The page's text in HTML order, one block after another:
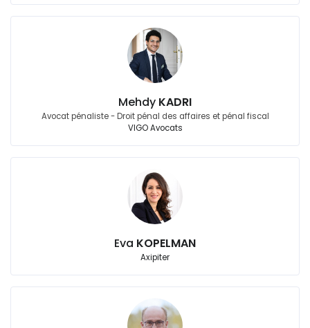
Mehdy KADRI
Avocat pénaliste - Droit pénal des affaires et pénal fiscal
VIGO Avocats
Eva KOPELMAN
Axipiter